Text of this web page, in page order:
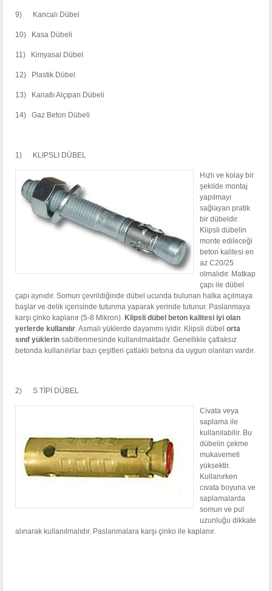
9) Kancalı Dübel
10) Kasa Dübeli
11) Kimyasal Dübel
12) Plastik Dübel
13) Kanatlı Alçıpan Dübeli
14) Gaz Beton Dübeli
1) KLIPSLI DÜBEL
Hızlı ve kolay bir
şekilde montaj
yapılmayı
sağlayan pratik
bir dübeldir.
Klipsli dübelin
monte edileceği
beton kalitesi en
az C20/25
olmalıdır. Matkap
çapı ile dübel
çapı aynıdır. Somun çevrildiğinde dübel ucunda bulunan halka açılmaya
başlar ve delik içerisinde tutunma yaparak yerinde tutunur. Paslanmaya
karşı çinko kaplanır (5-8 Mikron). Klipsli dübel beton kalitesi iyi olan
yerlerde kullanılır. Asmalı yüklerde dayanımı iyidir. Klipsli dübelorta
sınıf yüklerin sabitlenmesinde kullanılmaktadır. Genellikle çatlaksız
betonda kullanılırlar bazı çeşitleri çatlaklı betona da uygun olanları vardır.
2) S TİPİ DÜBEL
Civata veya
saplama ile
kullanılabilir. Bu
dübelin çekme
mukavemeti
yüksektir.
Kullanırken
cıvata boyuna ve
saplamalarda
somun ve pul
uzunluğu dikkate
alınarak kullanılmalıdır. Paslanmalara karşı çinko ile kaplanır.